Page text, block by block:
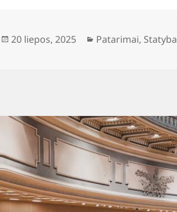
Paskelbta
20 liepos, 2025 Kategorijos
Patarimai, Statyba